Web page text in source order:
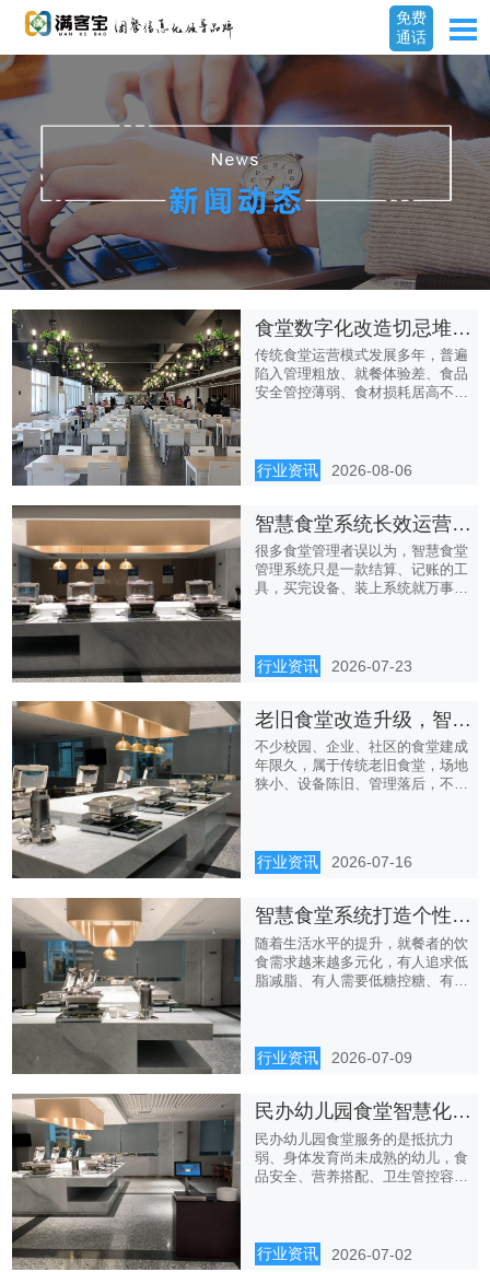
免费
通话
食堂数字化改造切忌堆砌硬件，体系化升级才是长效路径
传统食堂运营模式发展多年，普遍
陷入管理粗放、就餐体验差、食品
安全管控薄弱、食材损耗居高不下
行业资讯 2026-08-06
智慧食堂系统长效运营，不止是工具更是管理助手
很多食堂管理者误以为，智慧食堂
管理系统只是一款结算、记账的工
具，买完设备、装上系统就万事大
行业资讯 2026-07-23
老旧食堂改造升级，智慧食堂系统低成本焕新
不少校园、企业、社区的食堂建成
年限久，属于传统老旧食堂，场地
狭小、设备陈旧、管理落后，不仅
行业资讯 2026-07-16
智慧食堂系统打造个性化就餐，满足多元饮食需求
随着生活水平的提升，就餐者的饮
食需求越来越多元化，有人追求低
脂减脂、有人需要低糖控糖、有人
行业资讯 2026-07-09
民办幼儿园食堂智慧化，守护幼儿舌尖上的安全
民办幼儿园食堂服务的是抵抗力
弱、身体发育尚未成熟的幼儿，食
品安全、营养搭配、卫生管控容不
行业资讯 2026-07-02